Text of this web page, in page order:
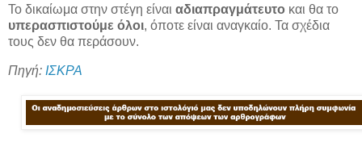
Το δικαίωμα στην στέγη είναι αδιαπραγμάτευτο και θα το
υπερασπιστούμε όλοι, όποτε είναι αναγκαίο. Τα σχέδια
τους δεν θα περάσουν.
Πηγή: ΙΣΚΡΑ